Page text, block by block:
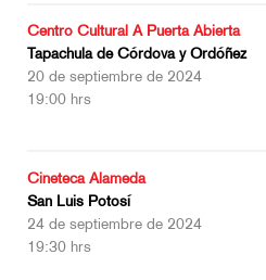
Centro Cultural A Puerta Abierta
Tapachula de Córdova y Ordóñez
20 de septiembre de 2024
19:00 hrs
Cineteca Alameda
San Luis Potosí
24 de septiembre de 2024
19:30 hrs